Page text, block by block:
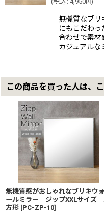
円
無機質なブリ
にもこだわ
合わせで素材
カジュアルな
この商品を買った人は、
無機質感がおしゃれなブリキウォ
ールミラー ジップXXLサイズ
方形 [PC-ZP-10]